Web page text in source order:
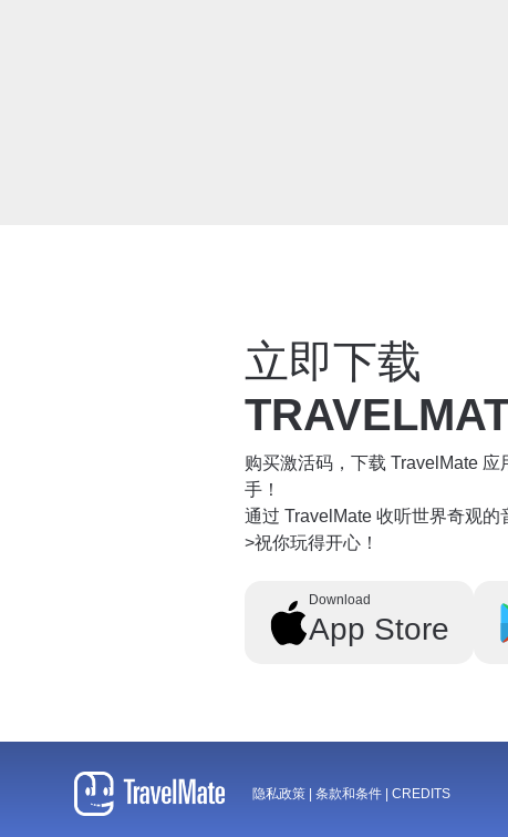
立即下载
购买激活码，下载 TravelMate
手！
通过 TravelMate 收听世界奇观的
>祝你玩得开心！
Download
App Store
隐私政策| 条款和条件 CREDITS